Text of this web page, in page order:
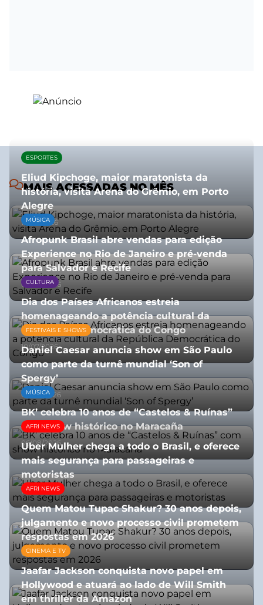
MAIS ACESSADAS NO MÊS
ESPORTES
Eliud Kipchoge, maior maratonista da
história, visita Arena do Grêmio, em Porto
Alegre
10/07/2026
MÚSICA
Afropunk Brasil abre vendas para edição
Experience no Rio de Janeiro e pré-venda
para Salvador e Recife
03/08/2026
CULTURA
Dia dos Países Africanos estreia
homenageando a potência cultural da
República Democrática do Congo
10/07/2026
FESTIVAIS E SHOWS
Daniel Caesar anuncia show em São Paulo
como parte da turnê mundial ‘Son of
Spergy’
05/08/2026
MÚSICA
BK’ celebra 10 anos de “Castelos & Ruínas”
com show histórico no Maracaña
06/08/2026
AFRI NEWS
Uber Mulher chega a todo o Brasil, e oferece
mais segurança para passageiras e
motoristas
10/07/2026
AFRI NEWS
Quem Matou Tupac Shakur? 30 anos depois,
julgamento e novo processo civil prometem
respostas em 2026
05/08/2026
CINEMA E TV
Jaafar Jackson conquista novo papel em
Hollywood e atuará ao lado de Will Smith
em thriller da Amazon